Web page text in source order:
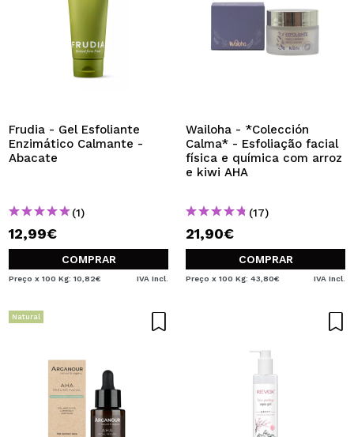
Frudia - Gel Esfoliante
Enzimático Calmante -
Abacate
(1)
12,99€
COMPRAR
Preço x 100 Kg: 10,82€ IVA Incl.
Wailoha - *Colección
Calma* - Esfoliação facial
física e química com arroz
e kiwi AHA
(17)
21,90€
COMPRAR
Preço x 100 Kg: 43,80€ IVA Incl.
Natural